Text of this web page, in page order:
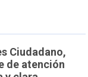
Ciudadano,
de atención